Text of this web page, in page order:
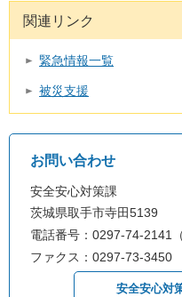
関連リンク
緊急情報一覧
被災支援
お問い合わせ
安全安心対策課
茨城県取手市寺田5139
電話番号：0297-74-2141（
ファクス：0297-73-3450
安全安心対